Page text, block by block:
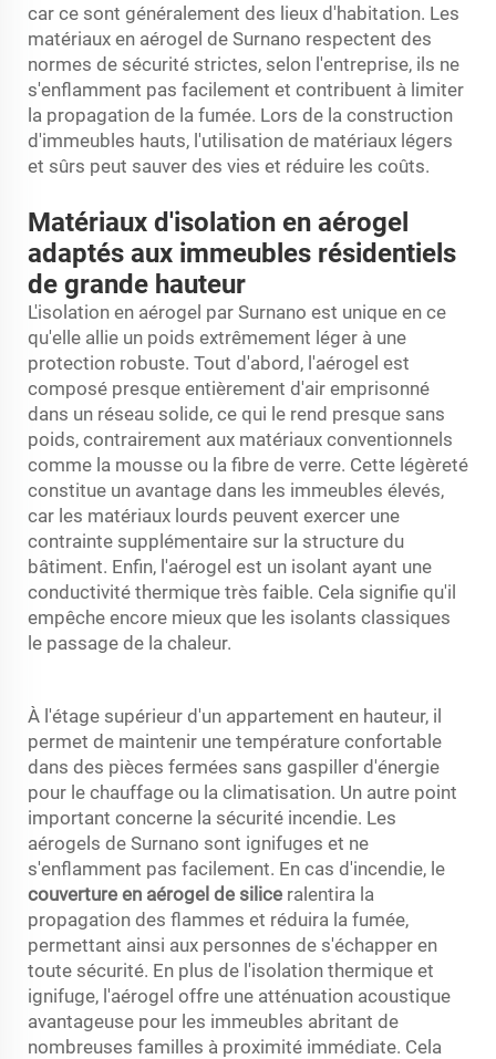
car ce sont généralement des lieux d'habitation. Les
matériaux en aérogel de Surnano respectent des
normes de sécurité strictes, selon l'entreprise, ils ne
s'enflamment pas facilement et contribuent à limiter
la propagation de la fumée. Lors de la construction
d'immeubles hauts, l'utilisation de matériaux légers
et sûrs peut sauver des vies et réduire les coûts.
Matériaux d'isolation en aérogel
adaptés aux immeubles résidentiels
de grande hauteur
L'isolation en aérogel par Surnano est unique en ce
qu'elle allie un poids extrêmement léger à une
protection robuste. Tout d'abord, l'aérogel est
composé presque entièrement d'air emprisonné
dans un réseau solide, ce qui le rend presque sans
poids, contrairement aux matériaux conventionnels
comme la mousse ou la fibre de verre. Cette légèreté
constitue un avantage dans les immeubles élevés,
car les matériaux lourds peuvent exercer une
contrainte supplémentaire sur la structure du
bâtiment. Enfin, l'aérogel est un isolant ayant une
conductivité thermique très faible. Cela signifie qu'il
empêche encore mieux que les isolants classiques
le passage de la chaleur.
À l'étage supérieur d'un appartement en hauteur, il
permet de maintenir une température confortable
dans des pièces fermées sans gaspiller d'énergie
pour le chauffage ou la climatisation. Un autre point
important concerne la sécurité incendie. Les
aérogels de Surnano sont ignifuges et ne
s'enflamment pas facilement. En cas d'incendie, le
couverture en aérogel de silice ralentira la
propagation des flammes et réduira la fumée,
permettant ainsi aux personnes de s'échapper en
toute sécurité. En plus de l'isolation thermique et
ignifuge, l'aérogel offre une atténuation acoustique
avantageuse pour les immeubles abritant de
nombreuses familles à proximité immédiate. Cela